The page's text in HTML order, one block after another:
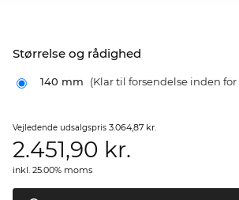
Størrelse og rådighed
140 mm (Klar til forsendelse inden for
Vejledende udsalgspris 3.064,87 kr.
2.451,90 kr.
inkl. 25.00% moms